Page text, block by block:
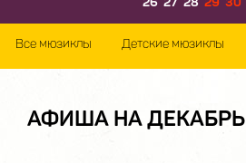
Все мюзиклы Детские мюзиклы
АФИША НА ДЕКАБРЬ